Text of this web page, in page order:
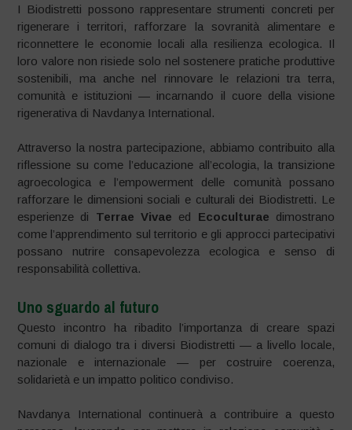
I Biodistretti possono rappresentare strumenti concreti per
rigenerare i territori, rafforzare la sovranità alimentare e
riconnettere le economie locali alla resilienza ecologica. Il
loro valore non risiede solo nel sostenere pratiche produttive
sostenibili, ma anche nel rinnovare le relazioni tra terra,
comunità e istituzioni — incarnando il cuore della visione
rigenerativa di Navdanya International.
Attraverso la nostra partecipazione, abbiamo contribuito alla
riflessione su come l’educazione all’ecologia, la transizione
agroecologica e l’empowerment delle comunità possano
rafforzare le dimensioni sociali e culturali dei Biodistretti. Le
esperienze di Terrae Vivae ed Ecoculturae dimostrano
come l’apprendimento sul territorio e gli approcci partecipativi
possano nutrire consapevolezza ecologica e senso di
responsabilità collettiva.
Uno sguardo al futuro
Questo incontro ha ribadito l’importanza di creare spazi
comuni di dialogo tra i diversi Biodistretti — a livello locale,
nazionale e internazionale — per costruire coerenza,
solidarietà e un impatto politico condiviso.
Navdanya International continuerà a contribuire a questo